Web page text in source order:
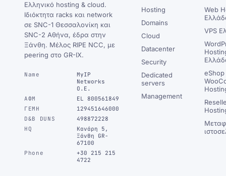
Ελληνικό hosting & cloud.
Ιδιόκτητα racks και network
σε SNC-1 Θεσσαλονίκη και
SNC-2 Αθήνα, έδρα στην
Ξάνθη. Μέλος RIPE NCC, με
peering στο GR-IX.
Name
MyIP
Networks
Ο.Ε.
ΑΦΜ
EL 800561849
ΓΕΜΗ
129451646000
D&B DUNS
498872228
HQ
Κανάρη 5,
Ξάνθη GR-
67100
Phone
+30 215 215
4722
Hosting
Domains
Cloud
Datacenter
Security
Dedicated
servers
Management
Web
VPS